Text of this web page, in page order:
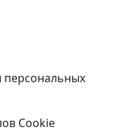
персональных
Cookie